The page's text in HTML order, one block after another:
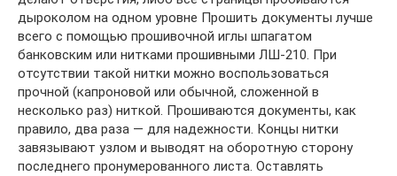
дыроколом на одном уровне Прошить документы лучше
всего с помощью прошивочной иглы шпагатом
банковским или нитками прошивными ЛШ-210. При
отсутствии такой нитки можно воспользоваться
прочной (капроновой или обычной, сложенной в
несколько раз) ниткой. Прошиваются документы, как
правило, два раза — для надежности. Концы нитки
завязывают узлом и выводят на оборотную сторону
последнего пронумерованного листа. Оставлять